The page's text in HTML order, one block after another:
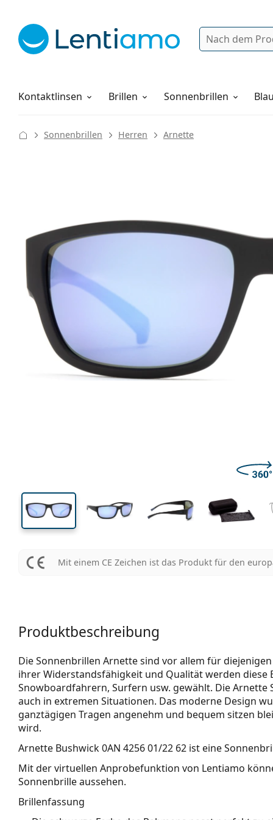
Suche
Kontaktlinsen
Pflegemittel Brillen Sonnenbrillen
Alles über den Einkauf
Sonnenbrillen Herren Arnette
40 mm
Glashöhe Glasbreite
Glasbreite
Mit einem CE Zeichen ist das Produkt für den
Produktbeschreibung
Die Sonnenbrillen Arnette sind vor allem für
ihrer Widerstandsfähigkeit und Qualität werden diese
Snowboardfahrern, Surfern usw. gewählt. Die Arnette
auch in extremen Situationen. Das moderne Design
ganztägigen Tragen angenehm und bequem sitzen
wird.
Arnette Bushwick 0AN 4256 01/22 62 ist eine
Mit der virtuellen Anprobefunktion von Lentiamo
Sonnenbrille aussehen.
Brillenfassung